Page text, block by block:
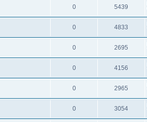
0 5439
0 4833
0 2695
0 4156
0 2965
0 3054